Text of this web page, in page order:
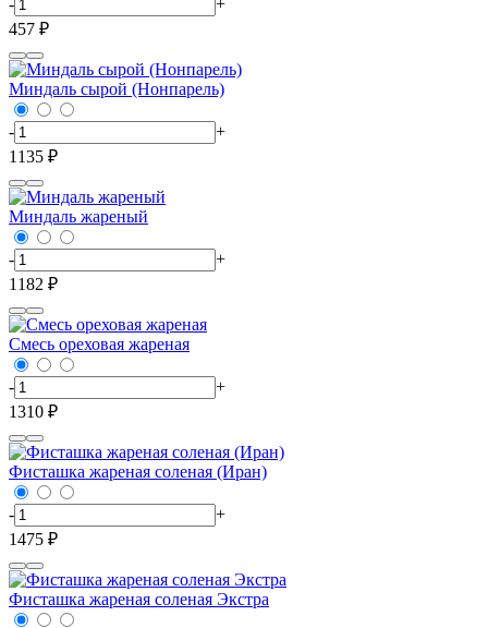
-
+
457 ₽
Миндаль сырой (Нонпарель)
-
+
1135 ₽
Миндаль жареный
-
+
1182 ₽
Смесь ореховая жареная
-
+
1310 ₽
Фисташка жареная соленая (Иран)
-
+
1475 ₽
Фисташка жареная соленая Экстра